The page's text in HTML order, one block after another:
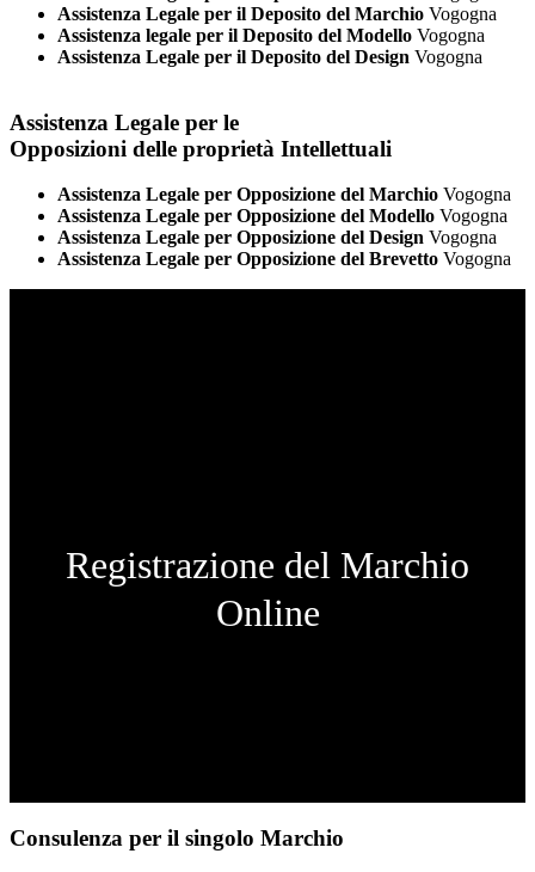
Assistenza Legale per il Deposito del Marchio Vogogna
Assistenza legale per il Deposito del Modello Vogogna
Assistenza Legale per il Deposito del Design Vogogna
Assistenza Legale per le
Opposizioni delle proprietà Intellettuali
Assistenza Legale per Opposizione del Marchio Vogogna
Assistenza Legale per Opposizione del Modello Vogogna
Assistenza Legale per Opposizione del Design Vogogna
Assistenza Legale per Opposizione del Brevetto Vogogna
Registrazione del Marchio
Online
Consulenza per il singolo Marchio